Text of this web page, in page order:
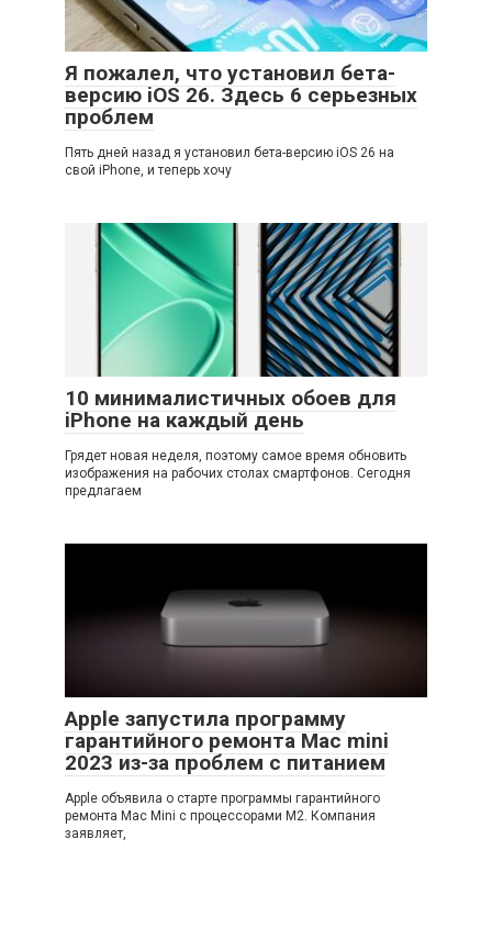
Я пожалел, что установил бета-
версию iOS 26. Здесь 6 серьезных
проблем
Пять дней назад я установил бета-версию iOS 26 на
свой iPhone, и теперь хочу
10 минималистичных обоев для
iPhone на каждый день
Грядет новая неделя, поэтому самое время обновить
изображения на рабочих столах смартфонов. Сегодня
предлагаем
Apple запустила программу
гарантийного ремонта Mac mini
2023 из-за проблем с питанием
Apple объявила о старте программы гарантийного
ремонта Mac Mini с процессорами M2. Компания
заявляет,